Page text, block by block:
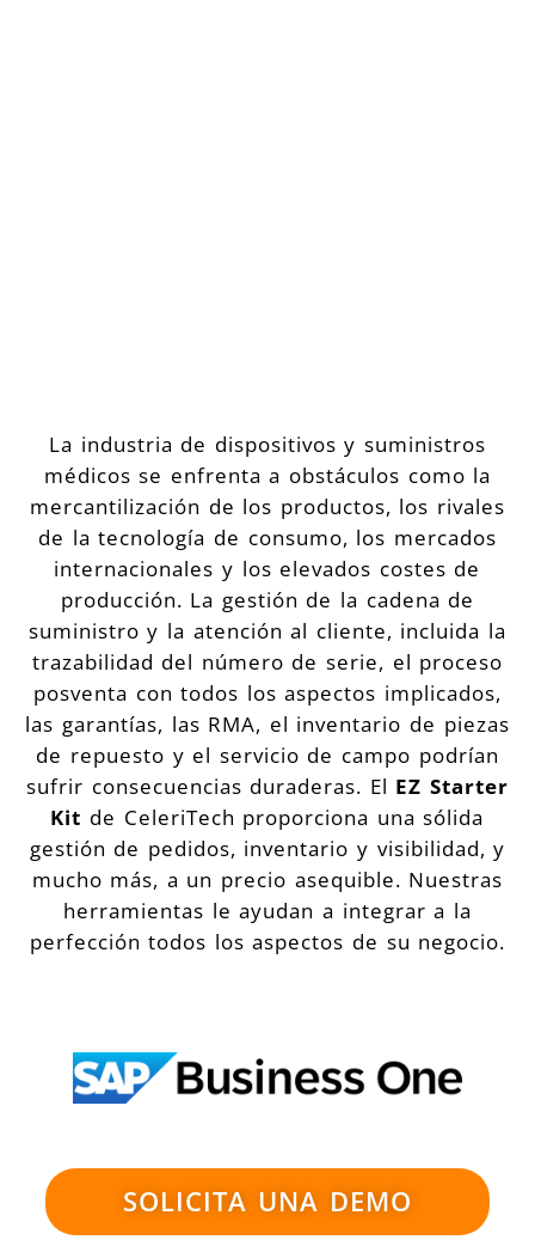
La industria de dispositivos y suministros
médicos se enfrenta a obstáculos como la
mercantilización de los productos, los rivales
de la tecnología de consumo, los mercados
internacionales y los elevados costes de
producción. La gestión de la cadena de
suministro y la atención al cliente, incluida la
trazabilidad del número de serie, el proceso
posventa con todos los aspectos implicados,
las garantías, las RMA, el inventario de piezas
de repuesto y el servicio de campo podrían
sufrir consecuencias duraderas. El EZ Starter
Kit de CeleriTech proporciona una sólida
gestión de pedidos, inventario y visibilidad, y
mucho más, a un precio asequible. Nuestras
herramientas le ayudan a integrar a la
perfección todos los aspectos de su negocio.
SOLICITA UNA DEMO